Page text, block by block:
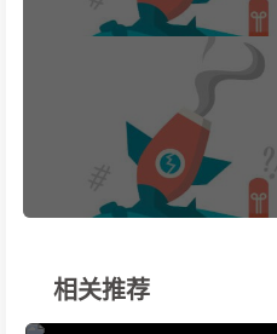
相关推荐